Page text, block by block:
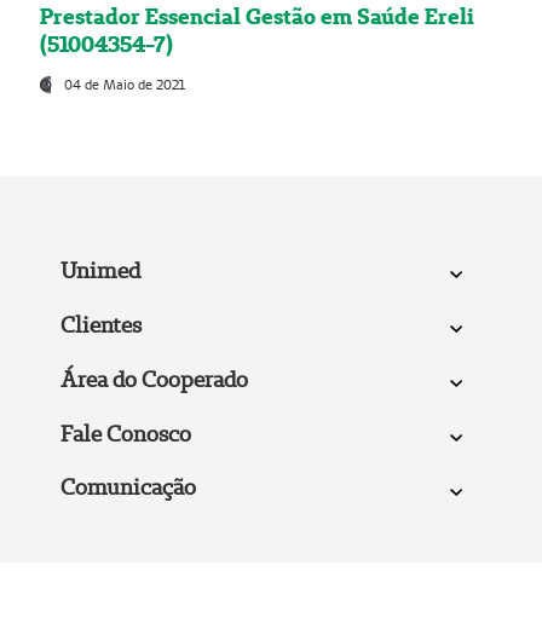
Prestador Essencial Gestão em Saúde Ereli
(51004354-7)
04 de Maio de 2021
Unimed
Clientes
Área do Cooperado
Fale Conosco
Comunicação